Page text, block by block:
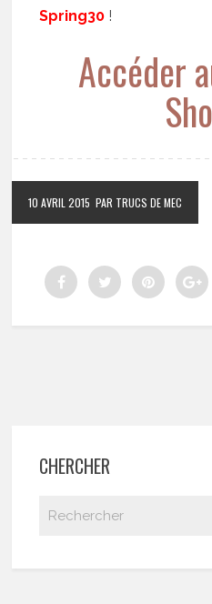
Spring30 !
Accéder
10 AVRIL 2015 PAR TRUCS DE MEC
CHERCHER